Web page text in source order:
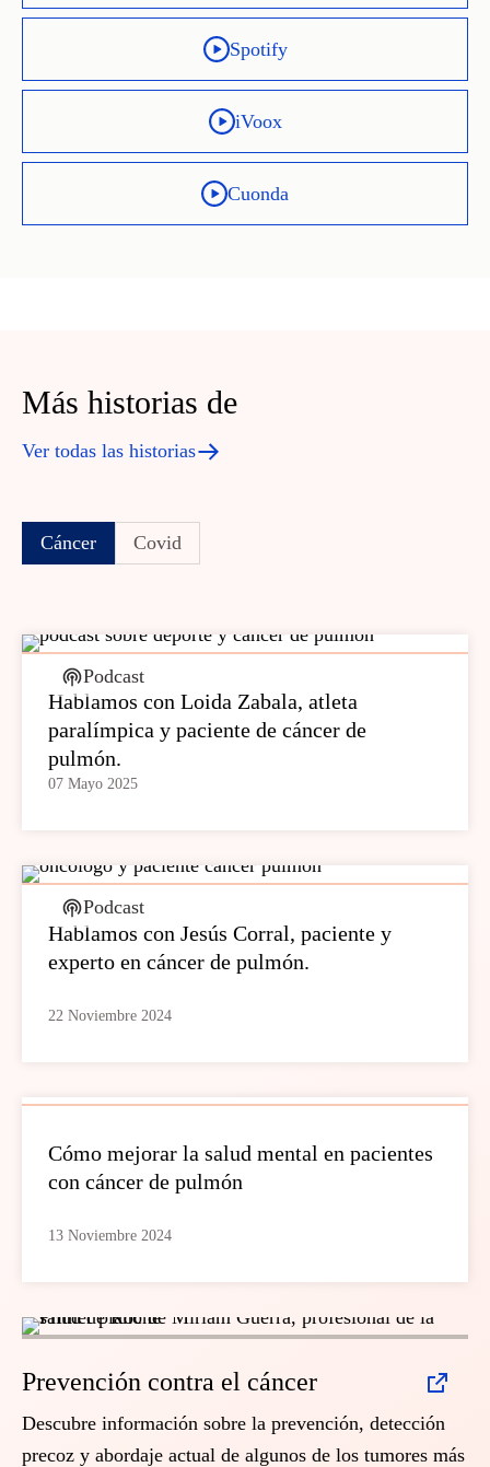
Spotify
iVoox
Cuonda
Más historias de
Ver todas las historias
Cáncer Covid
Podcast
Hablamos con Loida Zabala, atleta
paralímpica y paciente de cáncer de
pulmón.
07 Mayo 2025
Podcast
Hablamos con Jesús Corral, paciente y
experto en cáncer de pulmón.
22 Noviembre 2024
Cómo mejorar la salud mental en pacientes
con cáncer de pulmón
13 Noviembre 2024
Prevención contra el cáncer
Descubre información sobre la prevención, detección
precoz y abordaje actual de algunos de los tumores más